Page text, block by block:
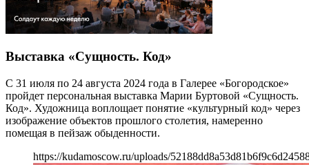
Выставка «Сущность. Код»
С 31 июля по 24 августа 2024 года в Галерее «Богородское»
пройдет персональная выставка Марии Буртовой «Сущность.
Код». Художница воплощает понятие «культурный код» через
изображение объектов прошлого столетия, намеренно
помещая в пейзаж обыденности.
https://kudamoscow.ru/uploads/